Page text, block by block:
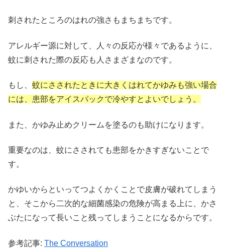
刺されたところのはれの強さもまちまちです。
アレルギー源に対して、人々の反応が様々であるように、
蚊に刺された際の反応も人さまざまなのです。
もし、 蚊にさされたときに大きくはれてかゆみも強い場合
には、患部をアイスパックで冷やすとよいでしょう。
また、かゆみ止めクリームを塗るのも助けになります。
重要なのは、蚊にさされても患部をかきすぎないことで
す。
かゆいからといってつよくかくことで皮膚が破れてしまう
と、そこから二次的な細菌感染の危険が高まる上に、かさ
ぶたになって長いこと残ってしまうことになるからです。
参考記事: The Conversation